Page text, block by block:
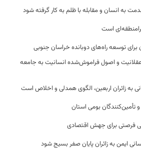
به انسان و مقابله با ظلم به کار گرفته شود
است
و اصول فراموش‌شده انسانیت به جامعه
به زائران اربعین، الگوی همدلی و اخلاص است
و تأمین‌کنندگان بومی استان
فرصتی برای جهش اقتصادی
ایمن به زائران پایان صفر بسیج شود